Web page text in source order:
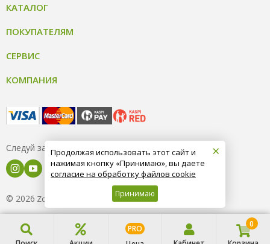
КАТАЛОГ
ПОКУПАТЕЛЯМ
СЕРВИС
КОМПАНИЯ
Следуй за нами
© 2026 ZooOptTorg.KZ 8 (800) 004-09-40
PRO
0
×
Продолжая использовать этот сайт и
нажимая кнопку «Принимаю», вы даете
согласие на обработку файлов cookie
Принимаю